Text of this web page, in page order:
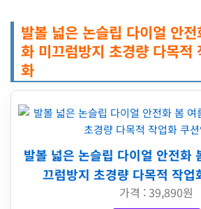
발볼 넓은 논슬립 다이얼 안
화 미끄럼방지 초경량 다목적
화
발볼 넓은 논슬립 다이얼 안전화
끄럼방지 초경량 다목적 작업
가격 : 39,890원